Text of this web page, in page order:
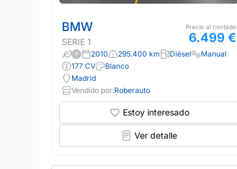
BMW
SERIE 1
Precio al contado
6.499 €
2010 295.400 km Diésel
Manual
177 CV
Blanco
Madrid
Vendido por:Roberauto
Estoy interesado
Ver detalle